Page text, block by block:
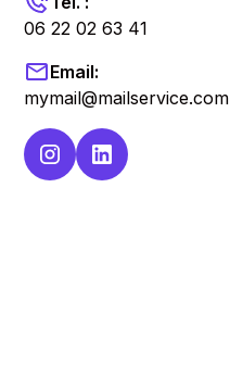
06 22 02 63 41
Email:
mymail@mailservice.com